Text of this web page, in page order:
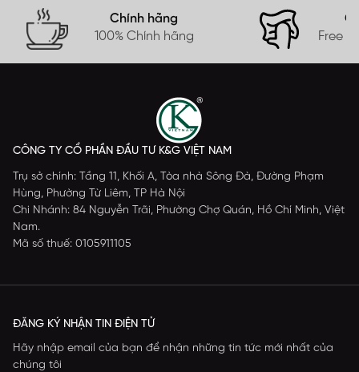
Chính hãng
100% Chính hãng
Free
CÔNG TY CỔ PHẦN ĐẦU TƯ K&G VIỆT NAM
Trụ sở chính: Tầng 11, Khối A, Tòa nhà Sông Đà, Đường Phạm
Hùng, Phường Từ Liêm, TP Hà Nội
Chi Nhánh: 84 Nguyễn Trãi, Phường Chợ Quán, Hồ Chí Minh, Việt
Nam.
Mã số thuế: 0105911105
ĐĂNG KÝ NHẬN TIN ĐIỆN TỬ
Hãy nhập email của bạn để nhận những tin tức mới nhất của
chúng tôi